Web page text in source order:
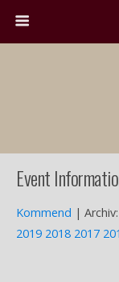
Event
Kommend | Archiv:
2019 2018 2017